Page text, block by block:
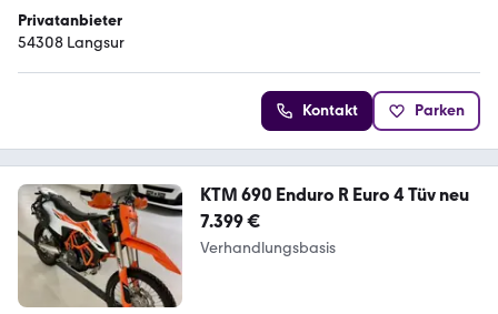
Privatanbieter
54308 Langsur
Kontakt Parken
KTM 690 Enduro R Euro 4 Tüv neu
7.399 €
Verhandlungsbasis